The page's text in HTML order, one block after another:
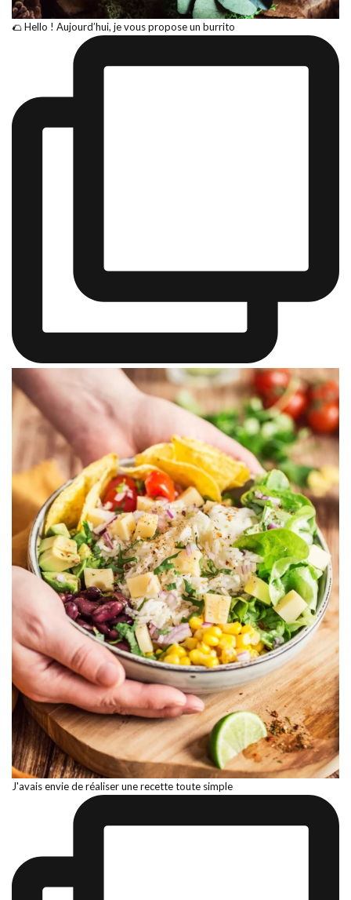
🌮 Hello ! Aujourd’hui, je vous propose un burrito
J'avais envie de réaliser une recette toute simple